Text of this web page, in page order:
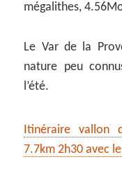
mégalithes,
Le Var de la
nature peu
l’été.
Itinéraire vallon
7.7km 2h30 avec